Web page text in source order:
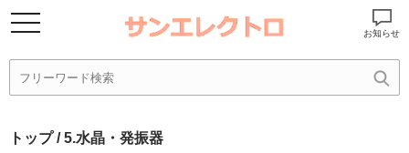
お知らせ
トップ/ 5.水晶・発振器